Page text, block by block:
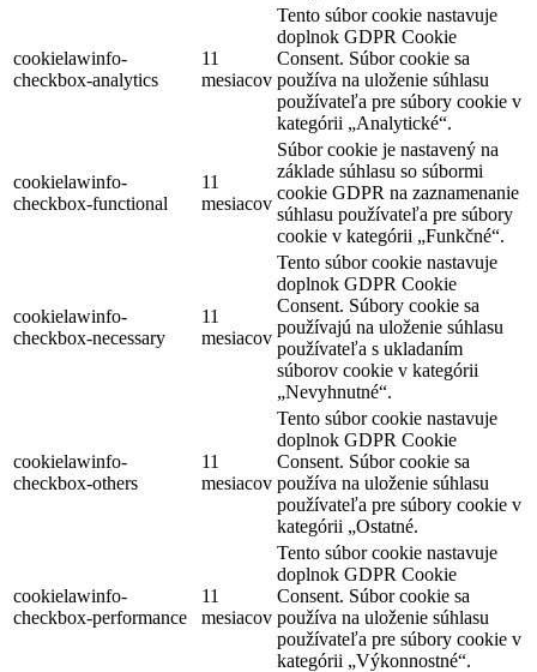
cookielawinfo-
checkbox-analytics
11
mesiacov
Tento súbor cookie nastavuje
doplnok GDPR Cookie
Consent. Súbor cookie sa
používa na uloženie súhlasu
používateľa pre súbory cookie v
kategórii „Analytické“.
cookielawinfo-
checkbox-functional
11
mesiacov
Súbor cookie je nastavený na
základe súhlasu so súbormi
cookie GDPR na zaznamenanie
súhlasu používateľa pre súbory
cookie v kategórii „Funkčné“.
cookielawinfo-
checkbox-necessary
11
mesiacov
Tento súbor cookie nastavuje
doplnok GDPR Cookie
Consent. Súbory cookie sa
používajú na uloženie súhlasu
používateľa s ukladaním
súborov cookie v kategórii
„Nevyhnutné“.
cookielawinfo-
checkbox-others
11
mesiacov
Tento súbor cookie nastavuje
doplnok GDPR Cookie
Consent. Súbor cookie sa
používa na uloženie súhlasu
používateľa pre súbory cookie v
kategórii „Ostatné.
cookielawinfo-
checkbox-performance
11
mesiacov
Tento súbor cookie nastavuje
doplnok GDPR Cookie
Consent. Súbor cookie sa
používa na uloženie súhlasu
používateľa pre súbory cookie v
kategórii „Výkonnostné“.